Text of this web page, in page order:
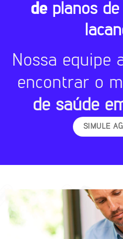
de planos
Nossa equipe
encontrar o
de saúde
SIMULE